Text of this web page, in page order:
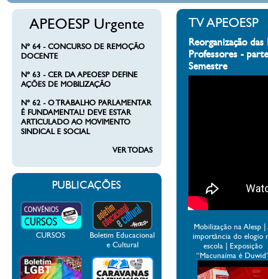
APEOESP Urgente
Nº 64 - CONCURSO DE REMOÇÃO
DOCENTE
Nº 63 - CER DA APEOESP DEFINE
AÇÕES DE MOBILIZAÇÃO
Nº 62 - O TRABALHO PARLAMENTAR
É FUNDAMENTAL! DEVE ESTAR
ARTICULADO AO MOVIMENTO
SINDICAL E SOCIAL
VER TODAS
PUBLICAÇÕES
CURSOS
Boletim Educacional
e Cultural
TV APEOESP
Reorganização
Professores -
Semestre
Mobilização na Alesp |
importância do elogio
escola | Exposição
“Macunaíma é